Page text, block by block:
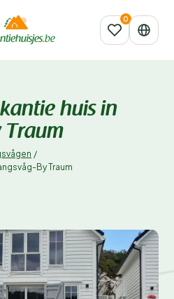
huis in
Traum
/
By Traum